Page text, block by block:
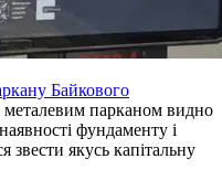
Байкового
металевим парканом видно
фундаменту і
звести якусь капітальну